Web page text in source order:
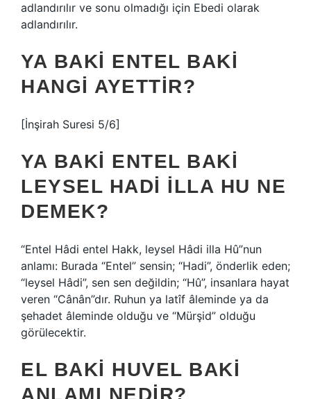
adlandırılır ve sonu olmadığı için Ebedi olarak
adlandırılır.
YA BAKI ENTEL BAKI
HANGI AYETTIR?
[İnşirah Suresi 5/6]
YA BAKI ENTEL BAKI
LEYSEL HADI İLLA HU NE
DEMEK?
“Entel Hâdi entel Hakk, leysel Hâdi illa Hû”nun
anlamı: Burada “Entel” sensin; “Hadi”, önderlik eden;
“leysel Hâdi”, sen sen değildin; “Hû”, insanlara hayat
veren “Cânân”dır. Ruhun ya latîf âleminde ya da
şehadet âleminde olduğu ve “Mürşid” olduğu
görülecektir.
EL BAKI HUVEL BAKI
ANLAMI NEDIR?